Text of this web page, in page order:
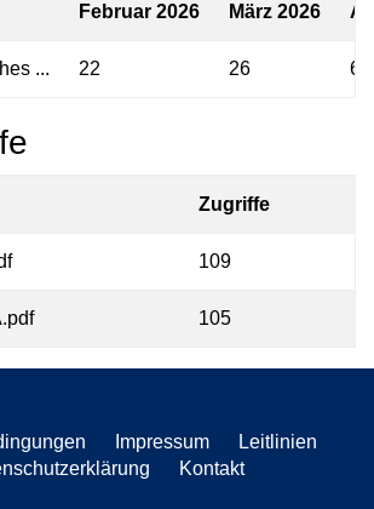
Februar 2026 März 2026
... 22 26 63
Zugriffe
109
105
Impressum
Leitlinien
Kontakt